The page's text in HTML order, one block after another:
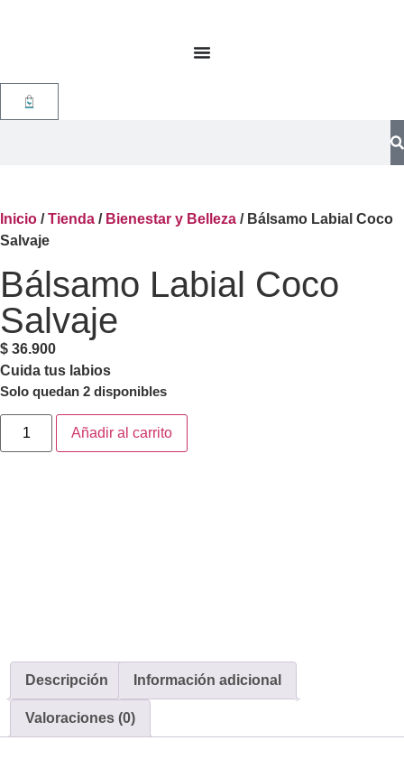
Envío gratis compras superiores a $190k (Bogotá) Otras
Inicio /Tienda / Bienestar y Belleza / Bálsamo Labial Coco
Salvaje
Bálsamo Labial Coco
Salvaje
$ 36.900
Cuida tus labios
Solo quedan 2 disponibles
Añadir al carrito
Descripción Información adicional
Valoraciones (0)